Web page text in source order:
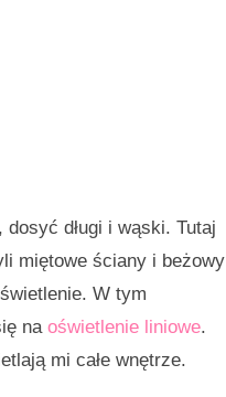
długi i wąski. Tutaj
miętowe ściany i beżowy
W tym
na oświetlenie liniowe.
mi całe wnętrze.